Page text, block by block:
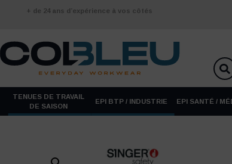
+ de 24 ans d’expérience à vos côtés
TENUES DE TRAVAIL
DE SAISON
EPI BTP / INDUSTRIE EPI SANTÉ /